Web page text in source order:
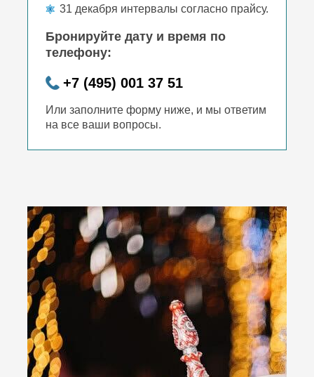
31 декабря интервалы согласно прайсу.
Бронируйте дату и время по
телефону:
+7 (495) 001 37 51
Или заполните форму ниже, и мы ответим
на все ваши вопросы.